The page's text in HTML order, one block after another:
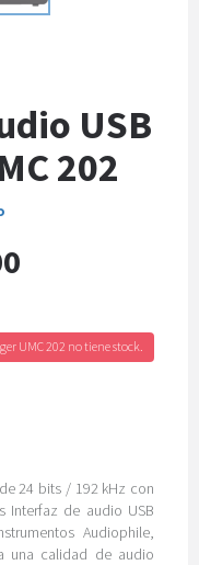
USB
202
UMC 202 no tiene stock.
24 bits / 192 kHz con
Interfaz de audio USB
Audiophile,
una calidad de audio